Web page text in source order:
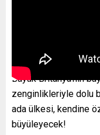
Büyük Britanya’nın
zenginlikleriyle dolu
ada ülkesi, kendine
büyüleyecek!